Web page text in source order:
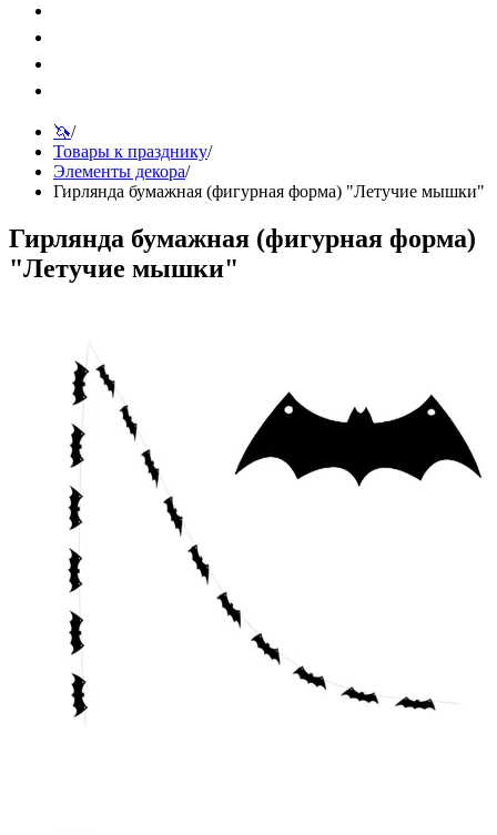
🦄/
Товары к празднику/
Элементы декора/
Гирлянда бумажная (фигурная форма) "Летучие мышки"
Гирлянда бумажная (фигурная форма)
"Летучие мышки"